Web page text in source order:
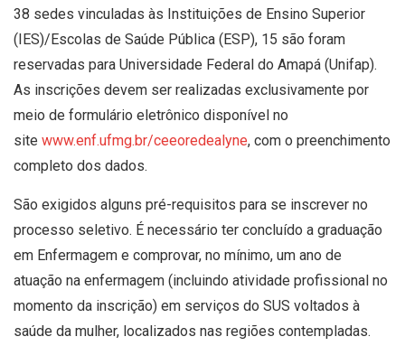
38 sedes vinculadas às Instituições de Ensino Superior
(IES)/Escolas de Saúde Pública (ESP), 15 são foram
reservadas para Universidade Federal do Amapá (Unifap).
As inscrições devem ser realizadas exclusivamente por
meio de formulário eletrônico disponível no
site www.enf.ufmg.br/ceeoredealyne, com o preenchimento
completo dos dados.
São exigidos alguns pré-requisitos para se inscrever no
processo seletivo. É necessário ter concluído a graduação
em Enfermagem e comprovar, no mínimo, um ano de
atuação na enfermagem (incluindo atividade profissional no
momento da inscrição) em serviços do SUS voltados à
saúde da mulher, localizados nas regiões contempladas.